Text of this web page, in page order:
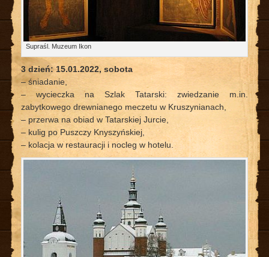
Supraśl. Muzeum Ikon
3 dzień: 15.01.2022, sobota
– śniadanie,
– wycieczka na Szlak Tatarski: zwiedzanie m.in.
zabytkowego drewnianego meczetu w Kruszynianach,
– przerwa na obiad w Tatarskiej Jurcie,
– kulig po Puszczy Knyszyńskiej,
– kolacja w restauracji i nocleg w hotelu.